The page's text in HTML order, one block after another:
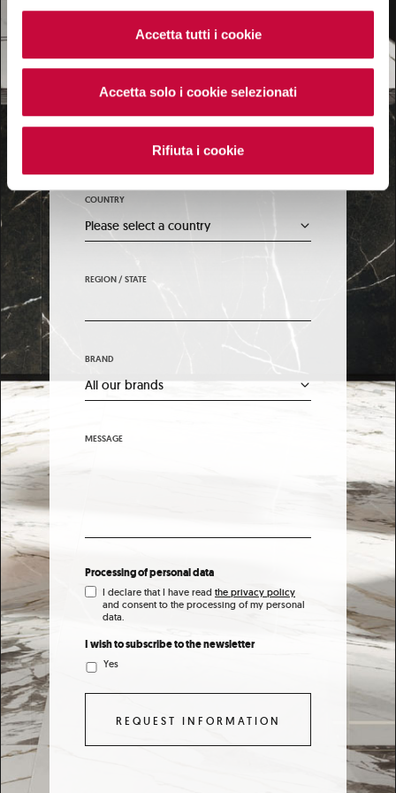
Accetta tutti i cookie
Accetta solo i cookie selezionati
Rifiuta i cookie
WHO YOU ARE*
COUNTRY
REGION / STATE
BRAND
MESSAGE
Processing of personal data
I declare that I have read the privacy policy
and consent to the processing of my personal
data.
I wish to subscribe to the newsletter
Yes